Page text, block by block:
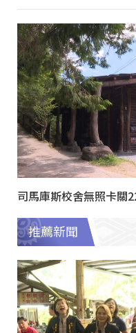
司馬庫斯校舍無照卡關
推薦新聞